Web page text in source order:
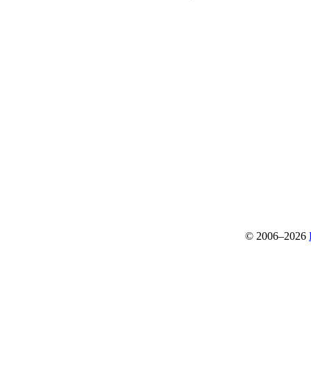
© 2006–2026